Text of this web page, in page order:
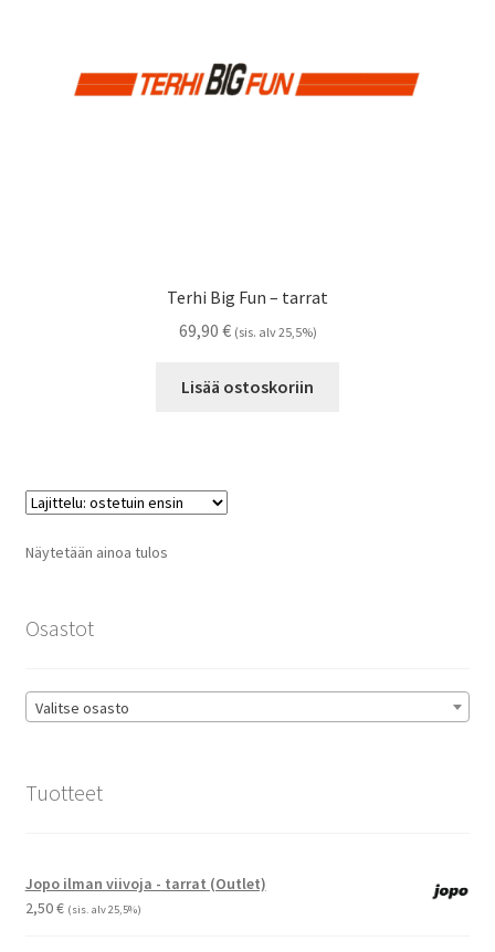
Silityskuvioiden kiinnitysohjeet
Terhi Big Fun – tarrat
69,90 € (sis. alv 25,5%)
Lisää ostoskoriin
Näytetään ainoa tulos
Osastot
Valitse osasto
Tuotteet
Jopo ilman viivoja - tarrat (Outlet)
2,50€ (sis. alv 25,5%)